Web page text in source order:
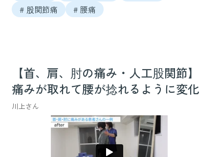
# 股関節痛
# 腰痛
【首、肩、肘の痛み・人工股関節】
痛みが取れて腰が捻れるように変化
川上さん